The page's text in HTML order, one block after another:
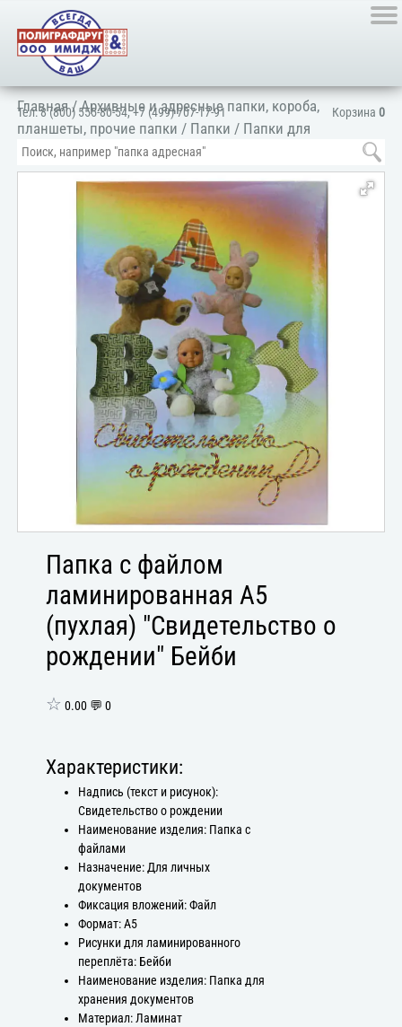
Корзина 0
Тел:8 (800) 555-80-54,+7 (499) 707-17-91
Главная/Архивные и адресные папки, короба,
планшеты, прочие папки / Папки / Папки для
документов/Для личных документов
Папка с файлом
ламинированная А5
(пухлая) "Свидетельство о
рождении" Бейби
☆ 0.00 💬 0
Характеристики:
Надпись (текст и рисунок):
Свидетельство о рождении
Наименование изделия: Папка с
файлами
Назначение: Для личных
документов
Фиксация вложений: Файл
Формат: А5
Рисунки для ламинированного
переплёта: Бейби
Наименование изделия: Папка для
хранения документов
Материал: Ламинат